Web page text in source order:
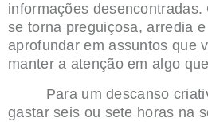
informações
se torna preguiçosa, arredia
aprofundar em assuntos que
manter a atenção em algo
Para um descanso
gastar seis ou sete horas na